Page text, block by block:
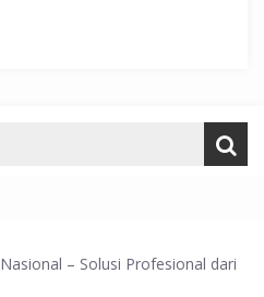
– Solusi Profesional dari